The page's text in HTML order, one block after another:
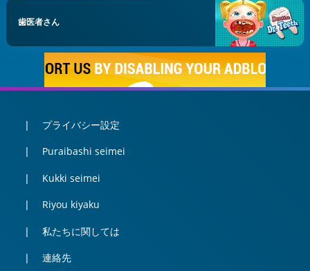
歯医者さん
プライバシー設定
Puraibashi seimei
Kukki seimei
Riyou kiyaku
私たちに関しては
連絡先